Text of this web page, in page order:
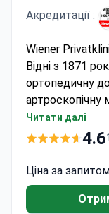
Акредитації :
Wiener
Відні з 1871
ортопедичну
досвідчені
Ортопедичне
забезпечує
науково
Читати далі
4.6
Ціна за